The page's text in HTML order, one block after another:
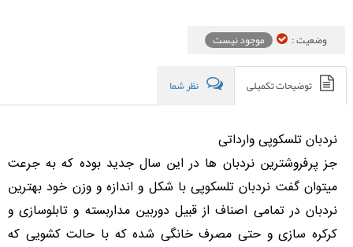
وضعیت : موجود نیست
توضیحات تکمیلی نظر شما
نردبان تلسکوپی وارداتی
جز پرفروشترین نردبان ها در این سال جدید بوده که به جرعت
میتوان گفت نردبان تلسکوپی با شکل و اندازه و وزن خود بهترین
نردبان در تمامی اصناف از قبیل دوربین مداربسته و تابلوسازی و
کرکره سازی و حتی مصرف خانگی شده که با حالت کشویی که